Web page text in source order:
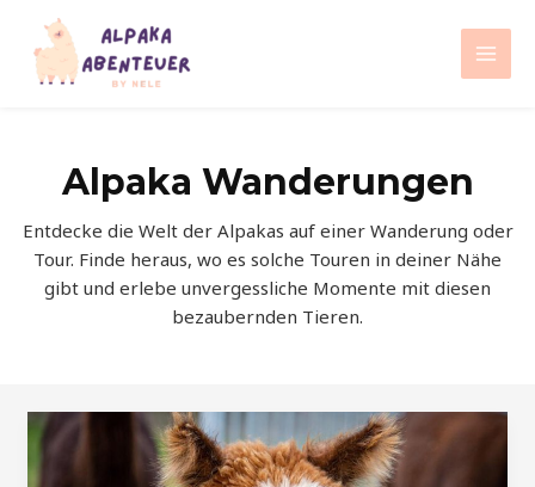
Inhalt
springen
Main
Alpaka Wanderungen
Entdecke die Welt der Alpakas auf einer Wanderung oder
Tour. Finde heraus, wo es solche Touren in deiner Nähe
gibt und erlebe unvergessliche Momente mit diesen
bezaubernden Tieren.